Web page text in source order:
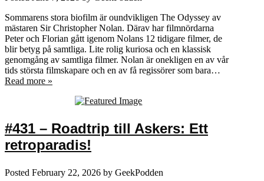
Sommarens stora biofilm är oundvikligen The Odyssey av
mästaren Sir Christopher Nolan. Därav har filmnördarna
Peter och Florian gått igenom Nolans 12 tidigare filmer, de
blir betyg på samtliga. Lite rolig kuriosa och en klassisk
genomgång av samtliga filmer. Nolan är onekligen en av vår
tids största filmskapare och en av få regissörer som bara…
Read more »
#431 – Roadtrip till Askers: Ett
retroparadis!
Posted February 22, 2026 by GeekPodden